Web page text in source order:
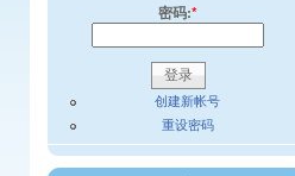
密码:*
创建新帐号
重设密码